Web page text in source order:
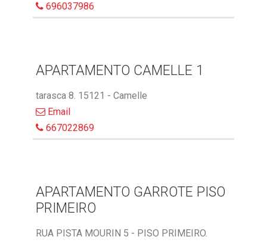
696037986
APARTAMENTO CAMELLE 1
tarasca 8. 15121 - Camelle
Email
667022869
APARTAMENTO GARROTE PISO
PRIMEIRO
RUA PISTA MOURIN 5 - PISO PRIMEIRO.